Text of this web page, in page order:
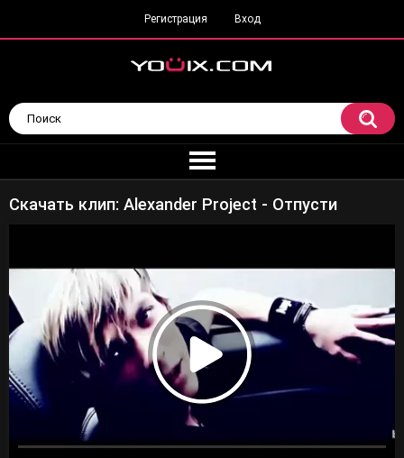
Регистрация Вход
Скачать клип: Alexander Project - Отпусти